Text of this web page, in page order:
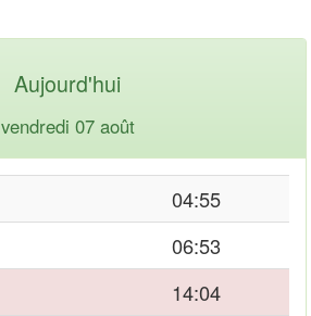
Aujourd'hui
vendredi 07 août
04:55
06:53
14:04